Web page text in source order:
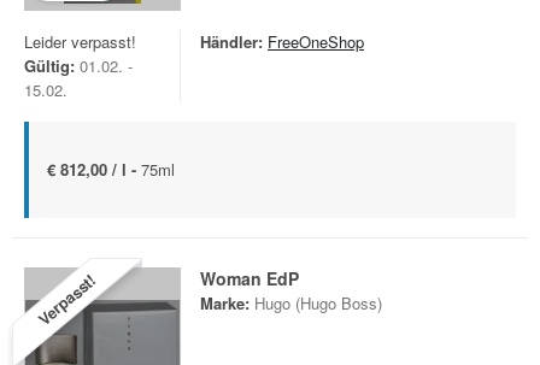
Leider verpasst!
Gültig: 01.02. -
15.02.
Händler: FreeOneShop
€ 812,00 / l - 75ml
Verpasst! Woman EdP
Marke: Hugo (Hugo Boss)